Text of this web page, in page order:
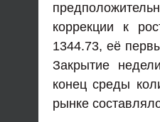
коррекции к
1344.73, её
Закрытие
конец среды
рынке